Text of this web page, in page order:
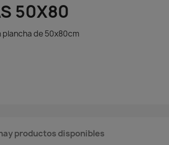
50X80
plancha de 50x80cm
productos disponibles